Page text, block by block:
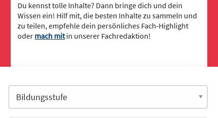
Du kennst tolle Inhalte? Dann bringe dich und dein
Wissen ein! Hilf mit, die besten Inhalte zu sammeln und
zu teilen, empfehle dein persönliches Fach-Highlight
oder mach mitin unserer Fachredaktion!